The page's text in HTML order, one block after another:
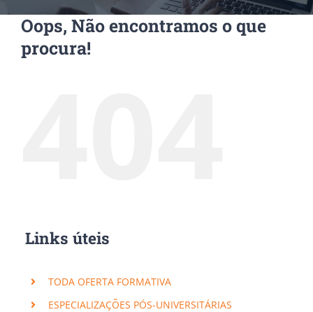
Oops, Não encontramos o que
procura!
Links úteis
TODA OFERTA FORMATIVA
ESPECIALIZAÇÕES PÓS-UNIVERSITÁRIAS